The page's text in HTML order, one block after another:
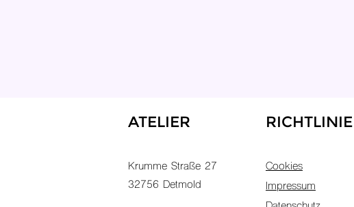
ATELIER
Krumme Straße 27
32756 Detmold
RICHTLINIE
Cookies
Impressum